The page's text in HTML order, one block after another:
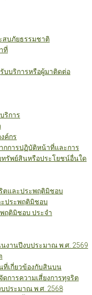
สบภัยธรรมชาติ
ที่
บบริการหรือผู้มาติดต่อ
ริการ
ค์กร
ากการปฏิบัติหน้าที่และการ
ทรัพย์สินหรือประโยชน์อื่นใด
ตและประพฤติมิชอบ
ะประพฤติมิชอบ
ฤติมิชอบ ประจำ
งานปีงบประมาณ พ.ศ. 2569
ที่เกี่ยวข้องกับสินบน
การความเสี่ยงการทุจริต
ประมาณ พ.ศ. 2568